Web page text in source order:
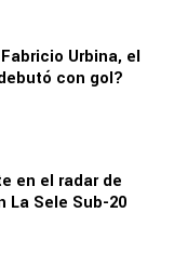
Urbina, el
con gol?
en el radar de
La Sele Sub-20